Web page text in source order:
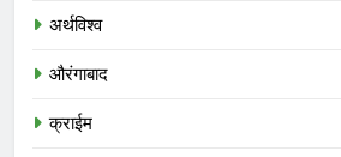
अर्थविश्व
औरंगाबाद
क्राईम